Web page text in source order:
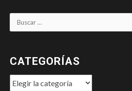
Buscar:
CATEGORÍAS
Categorías